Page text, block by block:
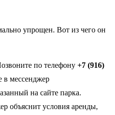
упрощен. Вот из чего он
по телефону +7 (916)
в мессенджер
на сайте парка.
объяснит условия аренды,